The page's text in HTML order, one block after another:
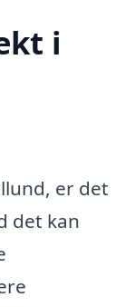
i
er det
det kan